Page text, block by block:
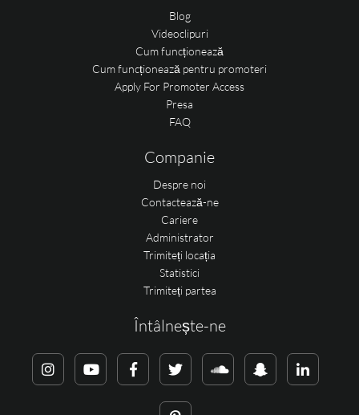
Blog
Videoclipuri
Cum funcționează
Cum funcționează pentru promoteri
Apply For Promoter Access
Presa
FAQ
Companie
Despre noi
Contactează-ne
Cariere
Administrator
Trimiteți locația
Statistici
Trimiteți partea
Întâlnește-ne